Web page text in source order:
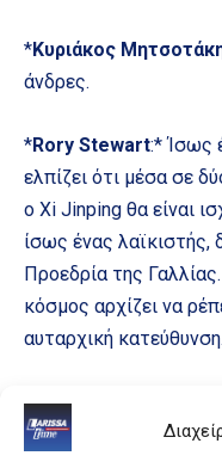
*Κυριάκος
άνδρες.
*Rory Stewart:* Ίσως
ελπίζει ότι μέσα σε
o Xi Jinping θα είναι
ίσως ένας λαϊκιστής,
Προεδρία της
κόσμος αρχίζει να
αυταρχική κατεύθυνση.
*Κυριάκος
επισημαίνετε ότι